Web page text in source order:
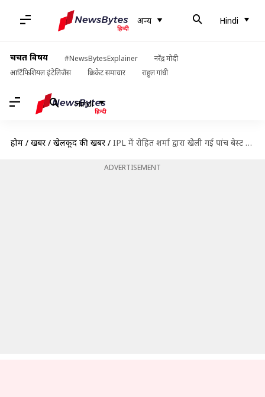
अन्य Hindi
चर्चित विषय #NewsBytesExplainer
नरेंद्र मोदी
आर्टिफिशियल इंटेलिजेंस
क्रिकेट समाचार राहुल गांधी
Hindi
होम / खबरें / खेलकूद की खबरें / IPL में रोहित शर्मा द्वारा खेली गई पांच बेस्ट पारियों पर एक नजर
ADVERTISEMENT